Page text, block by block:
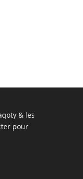
& les
pour